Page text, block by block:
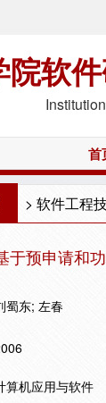
院软
首
> 软件工程
于预申请和
蜀东; 左春
算机应用与软件